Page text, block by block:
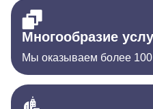
Многообразие
Мы оказываем более 100